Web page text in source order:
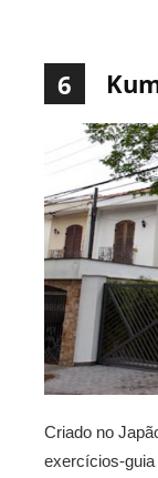
6
Criado no
exercícios-guia